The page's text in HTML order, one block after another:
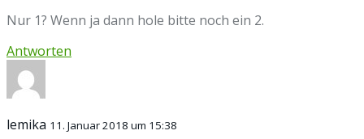
Nur 1? Wenn ja dann hole bitte noch ein 2.
Antworten
lemika 11. Januar 2018 um 15:38